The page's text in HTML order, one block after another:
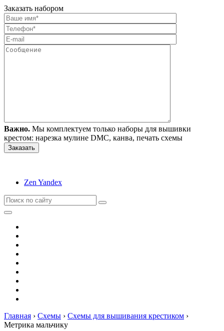
Заказать набором
Важно. Мы комплектуем только наборы для вышивки
крестом: нарезка мулине DMC, канва, печать схемы
Zen Yandex
Главная › Схемы › Схемы для вышивания крестиком ›
Метрика мальчику